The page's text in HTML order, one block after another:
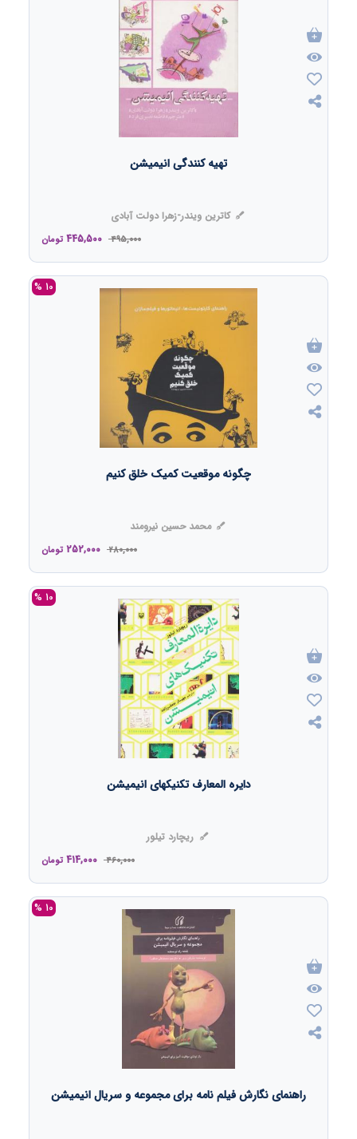
تهیه کنندگی انیمیشن
کاترین ویندر-زهرا دولت آبادی
495,000
445,500 تومان
10 %
چگونه موقعیت کمیک خلق کنیم
محمد حسین نیرومند
280,000
252,000 تومان
10 %
دایره المعارف تکنیکهای انیمیشن
ریچارد تیلور
460,000
414,000 تومان
10 %
راهنمای نگارش فیلم نامه برای مجموعه و سریال انیمیشن